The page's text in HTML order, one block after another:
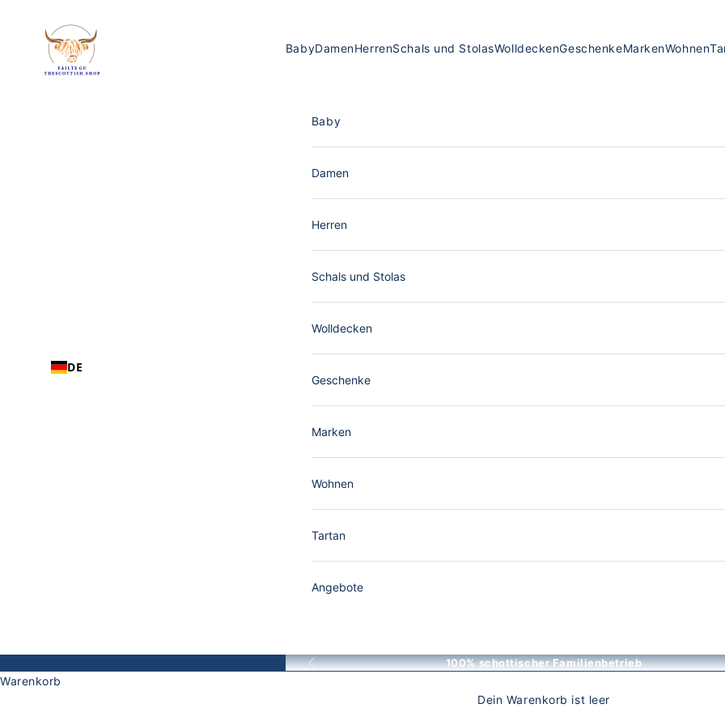
The Scottish Shop Deutschland
DE
BabyDamenHerrenSchals und StolasWolldeckenGeschenkeMarkenWohnen
Baby
Damen
Herren
Schals und Stolas
Wolldecken
Geschenke
Marken
Wohnen
Tartan
Angebote
Zurück 100% schottischer Familienbetrieb
Warenkorb
Dein Warenkorb ist leer